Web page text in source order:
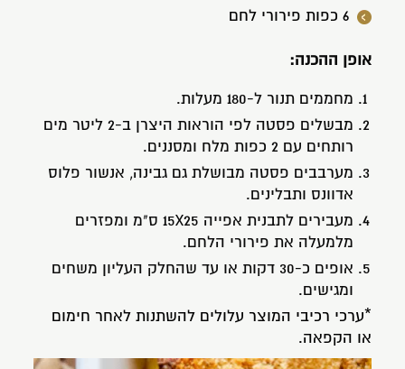
6 כפות פירורי לחם
אופן ההכנה:
מחממים תנור ל-180 מעלות.
מבשלים פסטה לפי הוראות היצרן ב-2 ליטר מים
רותחים עם 2 כפות מלח ומסננים.
מערבבים פסטה מבושלת גם גבינה, אנשור פלוס
אדוונס ותבלינים.
מעבירים לתבנית אפייה 15X25 ס"מ ומפזרים
מלמעלה את פירורי הלחם.
אופים כ-30 דקות או עד שהחלק העליון משחים
ומגישים.
*ערכי רכיבי המוצר עלולים להשתנות לאחר חימום
או הקפאה.